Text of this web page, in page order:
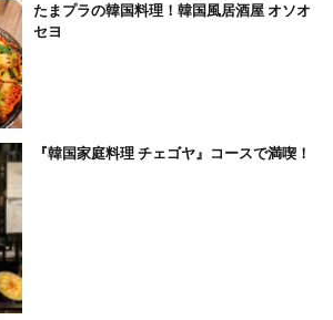
たまプラの韓国料理！韓国風居酒屋 オソオ
セヨ
『韓国家庭料理 チェゴヤ』コースで満喫！